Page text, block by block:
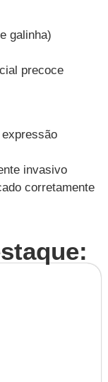
galinha)
precoce
invasivo
corretamente